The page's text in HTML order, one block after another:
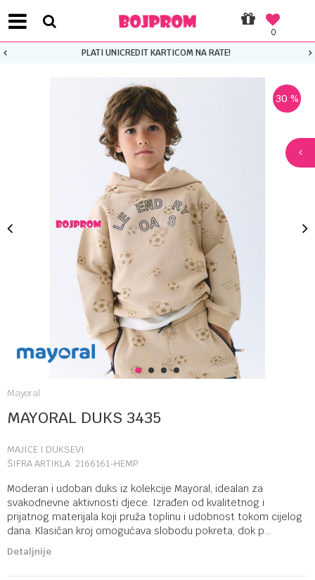
0
PLATI UNICREDIT KARTICOM NA RATE!
1 2 3 4
30 %
Mayoral
MAYORAL DUKS 3435
MAJICE I DUKSEVI
ŠIFRA ARTIKLA: 2166161-HEMP
Moderan i udoban duks iz kolekcije Mayoral, idealan za
svakodnevne aktivnosti djece. Izrađen od kvalitetnog i
prijatnog materijala koji pruža toplinu i udobnost tokom cijelog
dana. Klasičan kroj omogućava slobodu pokreta, dok p...
Detaljnije